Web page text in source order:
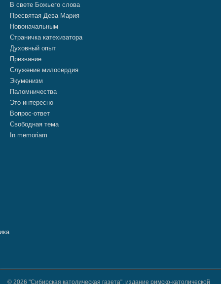
В свете Божьего слова
Пресвятая Дева Мария
Новоначальным
Страничка катехизатора
Духовный опыт
Призвание
Служение милосердия
Экуменизм
Паломничества
Это интересно
Вопрос-ответ
Свободная тема
In memoriam
© 2026 "Сибирская католическая газета", издание римско-католической